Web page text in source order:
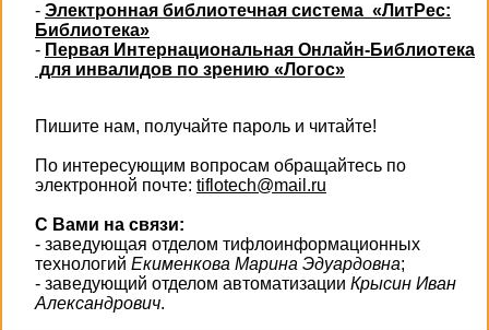
- Электронная библиотечная система «ЛитРес:
Библиотека»
- Первая Интернациональная Онлайн-Библиотека
для инвалидов по зрению «Логос»
Пишите нам, получайте пароль и читайте!
По интересующим вопросам обращайтесь по
электронной почте: tiflotech@mail.ru
С Вами на связи:
- заведующая отделом тифлоинформационных
технологий Екименкова Марина Эдуардовна;
- заведующий отделом автоматизации Крысин Иван
Александрович.